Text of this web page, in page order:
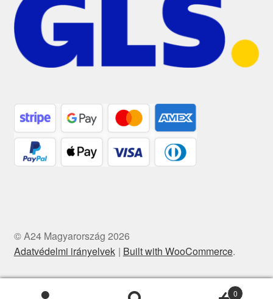
© A24 Magyarország 2026
Adatvédelmi irányelvek
Built with WooCommerce.
0